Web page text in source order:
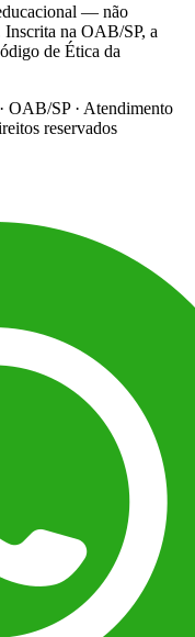
— não
na OAB/SP, a
de Ética da
OAB/SP · Atendimento
reservados